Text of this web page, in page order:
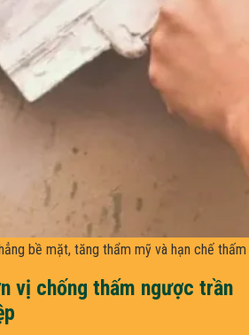
bề mặt, tăng thẩm mỹ và hạn chế
vị chống thấm ngược trần